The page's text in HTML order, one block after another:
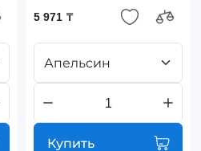
5 971 ₸
Апельсин
Купить